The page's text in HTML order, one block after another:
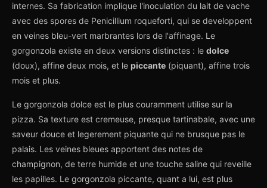
internes. Sa fabrication implique l'inoculation du lait de vache
avec des spores de Penicillium roqueforti, qui se developpent
en veines bleu-vert marbrantes lors de l'affinage. Le
gorgonzola existe en deux versions distinctes : le dolce
(doux), affine deux mois, et le piccante (piquant), affine trois
mois et plus.
Le gorgonzola dolce est le plus couramment utilise sur la
pizza. Sa texture est cremeuse, presque tartinabale, avec une
saveur douce et legerement piquante qui ne brusque pas le
palais. Les veines bleues apportent des notes de
champignon, de terre humide et une touche saline qui reveille
les papilles. Le gorgonzola piccante, quant a lui, est plus